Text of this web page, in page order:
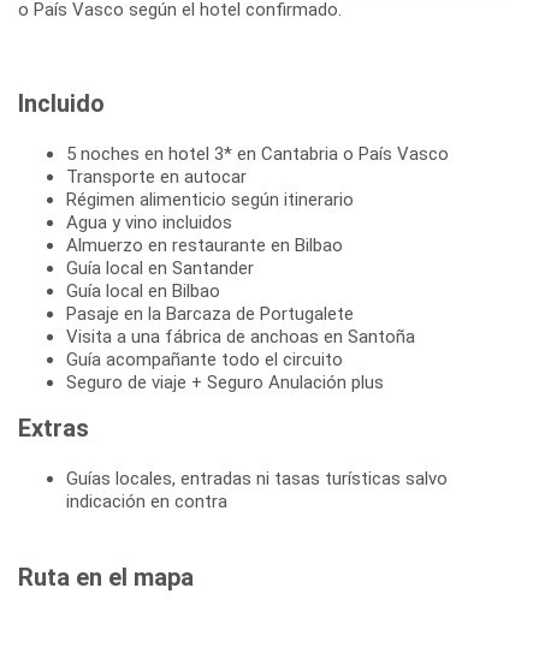
Incluido
5 noches en hotel 3* en Cantabria o País Vasco
Transporte en autocar
Régimen alimenticio según itinerario
Agua y vino incluidos
Almuerzo en restaurante en Bilbao
Guía local en Santander
Guía local en Bilbao
Pasaje en la Barcaza de Portugalete
Visita a una fábrica de anchoas en Santoña
Guía acompañante todo el circuito
Seguro de viaje + Seguro Anulación plus
Extras
Guías locales, entradas ni tasas turísticas salvo
indicación en contra
Ruta en el mapa